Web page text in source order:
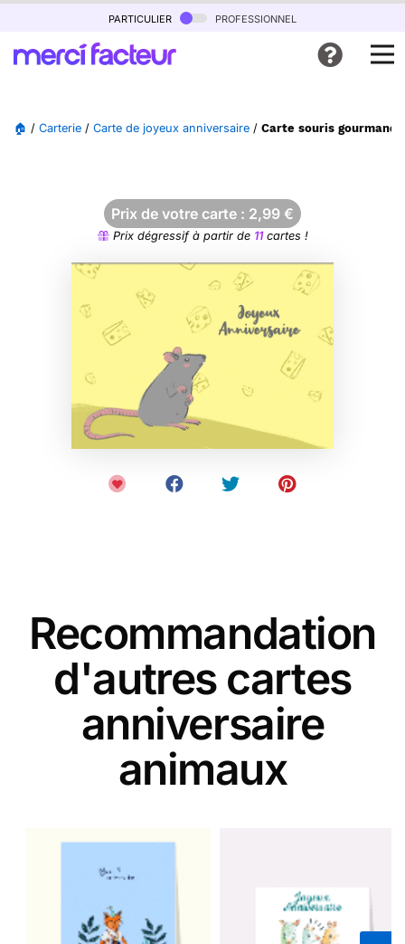
particulier professionnel
🏠 / Carterie / Carte de joyeux anniversaire / Carte souris
Prix de votre carte : 2,99 €
Prix dégressif à partir de 11cartes !
Recommandation
d'autres cartes
anniversaire
animaux